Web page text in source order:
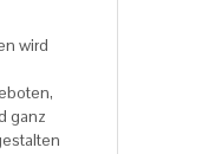
wird
ganz